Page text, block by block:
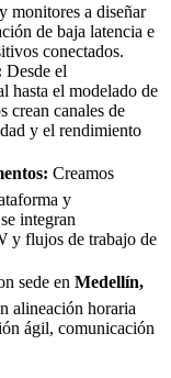
monitores a diseñar
de baja latencia e
conectados.
Desde el
hasta el modelado de
crean canales de
y el rendimiento
Creamos
y
integran
y flujos de trabajo de
sede en Medellín,
alineación horaria
ágil, comunicación